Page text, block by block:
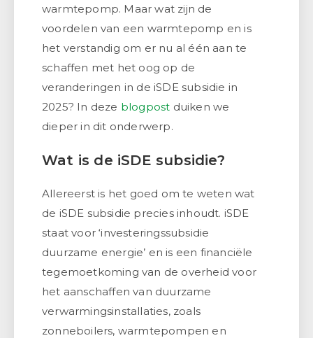
warmtepomp. Maar wat zijn de
voordelen van een warmtepomp en is
het verstandig om er nu al één aan te
schaffen met het oog op de
veranderingen in de iSDE subsidie in
2025? In deze blogpost duiken we
dieper in dit onderwerp.
Wat is de iSDE subsidie?
Allereerst is het goed om te weten wat
de iSDE subsidie precies inhoudt. iSDE
staat voor ‘investeringssubsidie
duurzame energie’ en is een financiële
tegemoetkoming van de overheid voor
het aanschaffen van duurzame
verwarmingsinstallaties, zoals
zonneboilers, warmtepompen en